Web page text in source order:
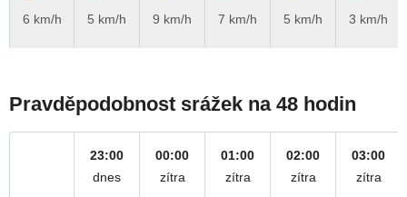
6 km/h
5 km/h
9 km/h
7 km/h
5 km/h
3 km/h
Pravděpodobnost srážek na 48 hodin
23:00
dnes
00:00
zítra
01:00
zítra
02:00
zítra
03:00
zítra